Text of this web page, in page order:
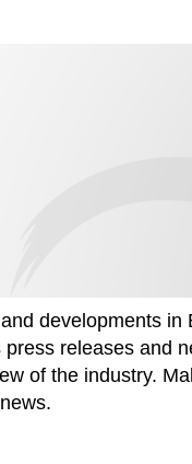
developments
releases and
of the industry.